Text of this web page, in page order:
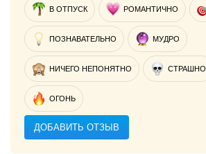
В ОТПУСК РОМАНТИЧНО
ПОЗНАВАТЕЛЬНО МУДРО
НИЧЕГО НЕПОНЯТНО СТРАШНО
ОГОНЬ
ДОБАВИТЬ ОТЗЫВ